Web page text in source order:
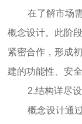
在了解市场
概念设计。此阶
紧密合作，形成
建的功能性、安
2.结构详尽
概念设计通